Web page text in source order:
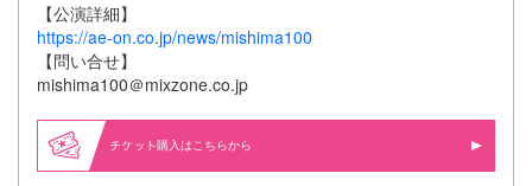
【公演詳細】
https://ae-on.co.jp/news/mishima100
【問い合せ】
mishima100＠mixzone.co.jp
購入はこちらから